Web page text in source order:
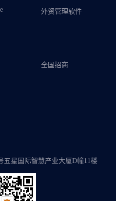
外贸管理软件
全国招商
五星国际智慧产业大厦D幢11楼